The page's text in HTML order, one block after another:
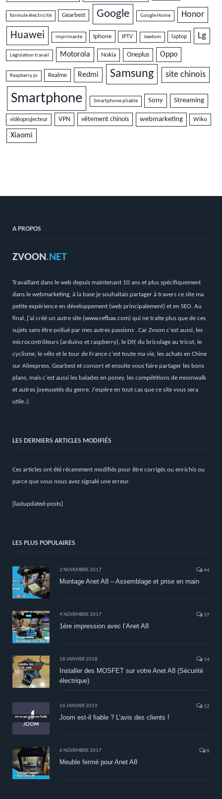
formule électricité Gearbest Google Google Home Honor
Huawei imprimante Iphone IPTV Jeedom laptop Lg
Législation travail Motorola Nokia Oneplus Oppo
Raspberry pi Realme Redmi Samsung site chinois
Smartphone Smartphone pliable Sony Streaming
vidéoprojecteur VPN vêtement chinois webmarketing Wiko
Xiaomi
A PROPOS
ZVOON.NET
Travaillant dans le web depuis maintenant 10 ans et plus spécifiquement
dans le webmarketing, à la base je souhaitais partager à travers ce site ma
petite expérience en développement (web principalement) et en SEO. Au
final, j'ai créé un autre site (www.refbax.com) qui ne traite plus que de ces
sujets sans être pollué par mes autres passions . Car Zvoon c'est aussi, les
microcontrôleurs (arduino et raspberry), le DIY, du bricolage au tricot, le
cyclisme, le vélo et le tour de France c'est toute ma vie, les achats en Chine
sur Aliexpress, Gearbest et consort et ensuite vous faire partager les bons
plans, mais c'est aussi les balades en poney, les compétitions de moonwalk
et autres joyeusetés du genre. J'espère en tout cas que ce site vous sera
utile.:)
LES DERNIERS ARTICLES MODIFIÉS
Ces articles ont été récemment modifiés pour être corrigés ou enrichis ou
parce que vous nous avez signalé une erreur.
[lastupdated-posts]
LES PLUS POPULAIRES
2 NOVEMBRE 2017 44
Montage Anet A8 – Assemblage et prise en main
4 NOVEMBRE 2017 37
1ère impression avec l’Anet A8
18 JANVIER 2018 14
Installer des MOSFET sur votre Anet A8 (Sécurité
électrique)
26 JANVIER 2019 12
Joom est-il fiable ? L’avis des clients !
6 NOVEMBRE 2017 8
Meuble fermé pour Anet A8